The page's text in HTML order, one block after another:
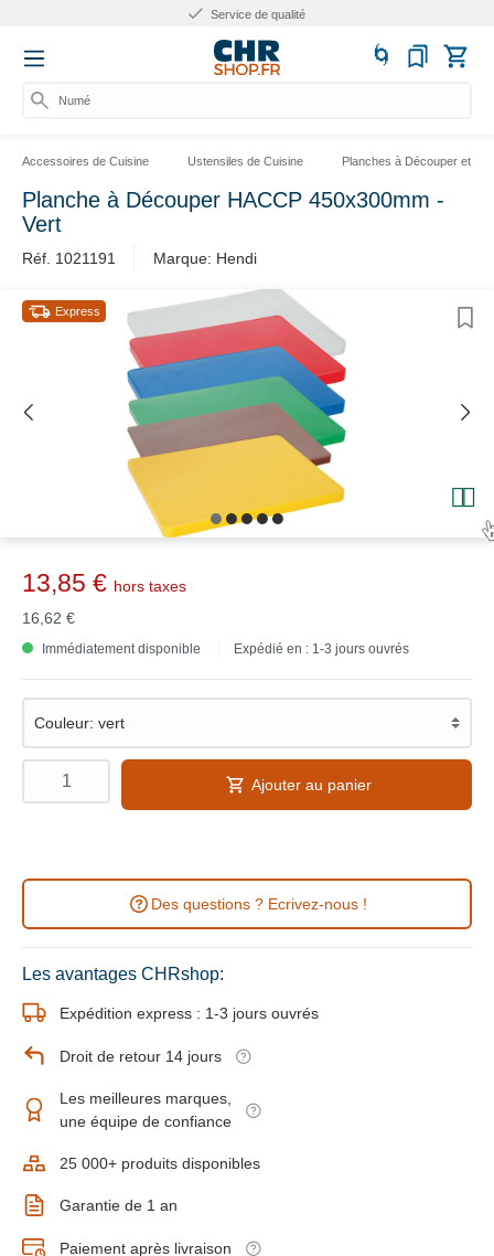
Service de qualité
Numéro
Accessoires de Cuisine Ustensiles de Cuisine Planches à Découper et
Planche à Découper HACCP 450x300mm -
Vert
Réf. 1021191 Marque: Hendi
Express
13,85 € hors taxes
16,62 €
Immédiatement disponible Expédié en : 1-3 jours ouvrés
Ajouter au panier
Des questions ? Ecrivez-nous !
Les avantages CHRshop:
Expédition express : 1-3 jours ouvrés
Droit de retour 14 jours
Les meilleures marques,
une équipe de confiance
25 000+ produits disponibles
Garantie de 1 an
Paiement après livraison